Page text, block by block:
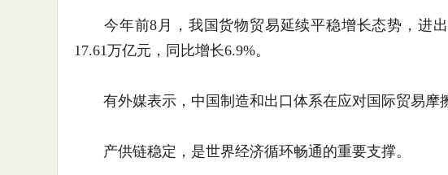
今年前8月，我国货物贸易延续平稳增长态势，进出
17.61万亿元，同比增长6.9%。
有外媒表示，中国制造和出口体系在应对国际贸易摩
产供链稳定，是世界经济循环畅通的重要支撑。